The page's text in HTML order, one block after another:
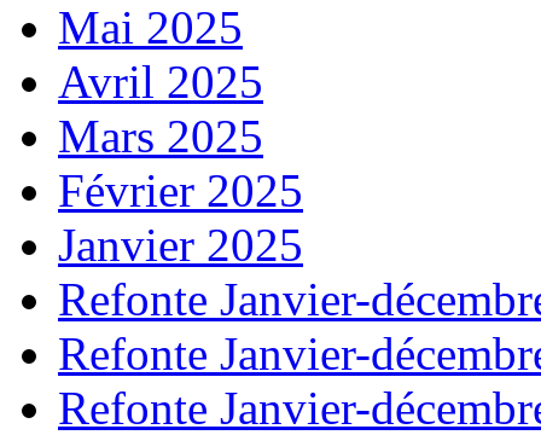
Mai 2025
Avril 2025
Mars 2025
Février 2025
Janvier 2025
Refonte Janvier-
Refonte Janvier-
Refonte Janvier-